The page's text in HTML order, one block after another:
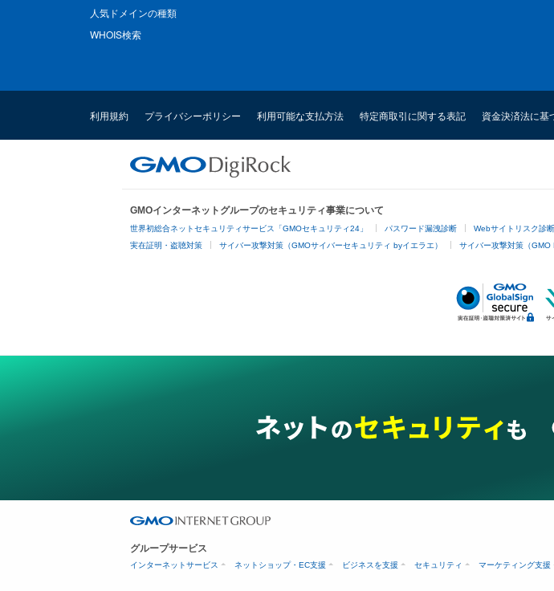
人気ドメインの種類
WHOIS検索
利用規約 プライバシーポリシー 利用可能な支払方法 特定商取引に関する表記 資金決済法に基
GMOインターネットグループのセキュリティ事業について
世界初総合ネットセキュリティサービス「GMOセキュリティ24」 パスワード漏洩診断 Webサイトリスク診断
実在証明・盗聴対策 サイバー攻撃対策（GMOサイバーセキュリティ byイエラエ） サイバー攻撃対策（GMO
グループサービス
インターネットサービス ネットショップ・EC支援 ビジネスを支援 セキュリティ マーケティング支援